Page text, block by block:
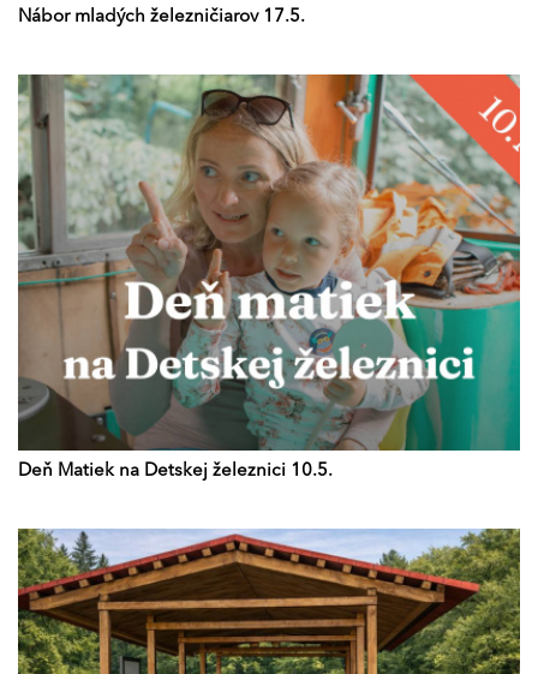
Nábor mladých železničiarov 17.5.
Deň Matiek na Detskej železnici 10.5.